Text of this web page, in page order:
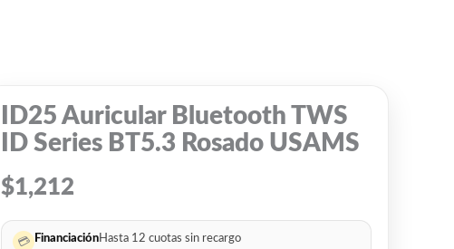
ID25 Auricular Bluetooth TWS
ID Series BT5.3 Rosado USAMS
$1,212
💳 FinanciaciónHasta 12 cuotas sin recargo